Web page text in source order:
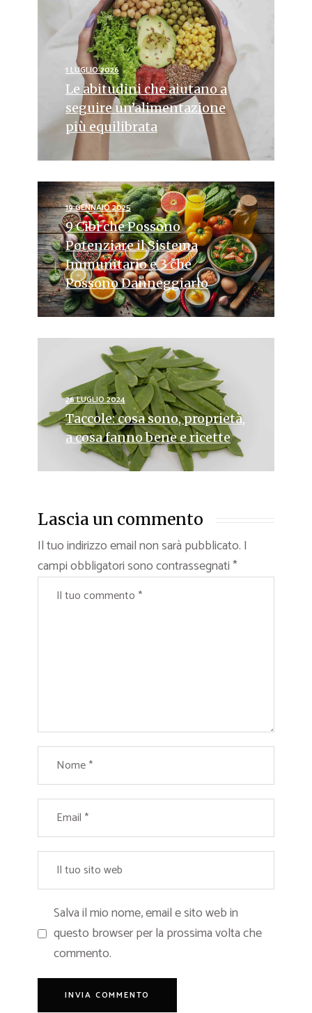
1 LUGLIO 2026
Le abitudini che aiutano a
seguire un’alimentazione
più equilibrata
19 GENNAIO 2025
9 Cibi che Possono
Potenziare il Sistema
Immunitario e 3 che
Possono Danneggiarlo
26 LUGLIO 2024
Taccole: cosa sono, proprietà,
a cosa fanno bene e ricette
Lascia un commento
Il tuo indirizzo email non sarà pubblicato. I
campi obbligatori sono contrassegnati*
Salva il mio nome, email e sito web in
questo browser per la prossima volta che
commento.